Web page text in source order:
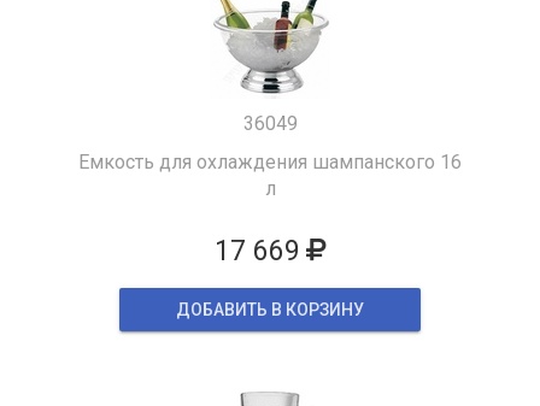
36049
Емкость для охлаждения шампанского 16
л
17 669
ДОБАВИТЬ В КОРЗИНУ